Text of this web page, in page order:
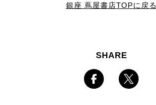
銀座 蔦屋書店TOPに戻る
SHARE